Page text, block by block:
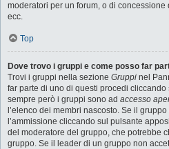
moderatori per un forum, o di
ecc.
Top
Dove trovo i gruppi e come posso far
Trovi i gruppi nella sezione Gruppi nel
far parte di uno di questi procedi
sempre però i gruppi sono ad accesso
l’elenco dei membri nascosto. Se il
l’ammissione cliccando sul pulsante
del moderatore del gruppo, che potrebbe
gruppo. Se il leader di un gruppo non